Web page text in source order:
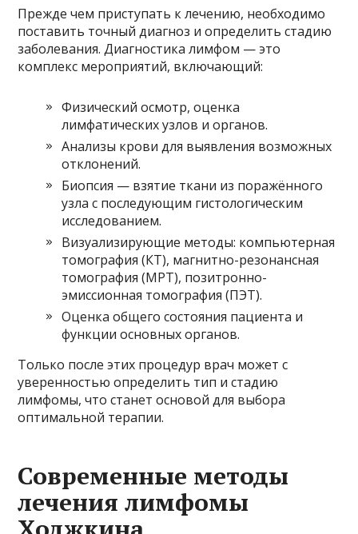
Прежде чем приступать к лечению, необходимо
поставить точный диагноз и определить стадию
заболевания. Диагностика лимфом — это
комплекс мероприятий, включающий:
Физический осмотр, оценка
лимфатических узлов и органов.
Анализы крови для выявления возможных
отклонений.
Биопсия — взятие ткани из поражённого
узла с последующим гистологическим
исследованием.
Визуализирующие методы: компьютерная
томография (КТ), магнитно-резонансная
томография (МРТ), позитронно-
эмиссионная томография (ПЭТ).
Оценка общего состояния пациента и
функции основных органов.
Только после этих процедур врач может с
уверенностью определить тип и стадию
лимфомы, что станет основой для выбора
оптимальной терапии.
Современные методы
лечения лимфомы